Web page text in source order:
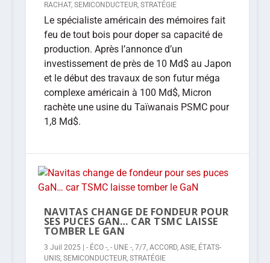
RACHAT, SEMICONDUCTEUR, STRATÉGIE
Le spécialiste américain des mémoires fait
feu de tout bois pour doper sa capacité de
production. Après l’annonce d’un
investissement de près de 10 Md$ au Japon
et le début des travaux de son futur méga
complexe américain à 100 Md$, Micron
rachète une usine du Taïwanais PSMC pour
1,8 Md$.
NAVITAS CHANGE DE FONDEUR POUR
SES PUCES GAN… CAR TSMC LAISSE
TOMBER LE GAN
3 Juil 2025| - ÉCO -, - UNE -, 7/7, ACCORD, ASIE, ÉTATS-
UNIS, SEMICONDUCTEUR, STRATÉGIE